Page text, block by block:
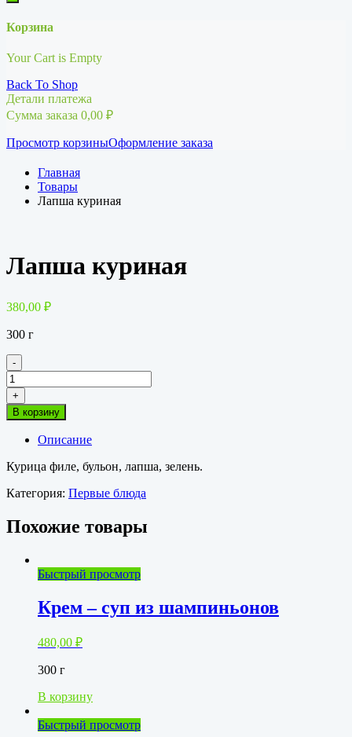
Корзина
Your Cart is Empty
Back To Shop
Детали платежа
Сумма заказа 0,00 ₽
Просмотр корзиныОформление заказа
Главная
Товары
Лапша куриная
Лапша куриная
380,00 ₽
300 г
-
Количество
товара
Лапша
куриная
+
В корзину
Описание
Курица филе, бульон, лапша, зелень.
Категория: Первые блюда
Похожие товары
Быстрый просмотр
Крем – суп из шампиньонов
480,00 ₽
300 г
В корзину
Быстрый просмотр